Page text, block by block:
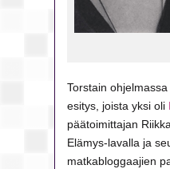
Torstain
esitys, joista yksi oli
päätoimittajan
Elämys-lavalla ja
matkabloggaajien